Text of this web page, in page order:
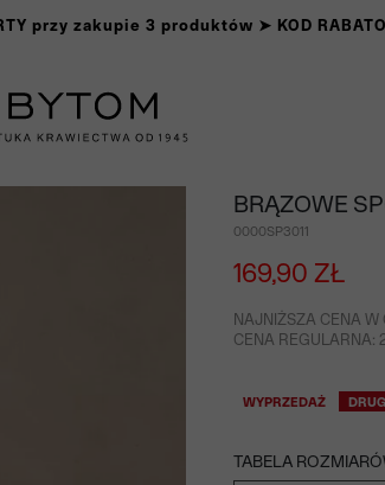
przy zakupie 3 produktów ➤ KOD
BRĄZOWE
0000SP3011
169,90 ZŁ
NAJNIŻSZA CENA
CENA REGULARNA:
WYPRZEDAŻ
TABELA